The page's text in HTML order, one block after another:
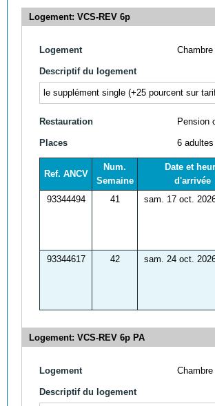
Logement: VCS-REV 6p
Logement Chambre
Descriptif du logement
le supplément single (+25 pourcent sur
Restauration Pension
Places 6 adultes
Ref. ANCV
Num.
Semaine
Date et
d'arrivée
93344494
41 sam. 17 oct.
93344617 42 sam. 24 oct.
Logement: VCS-REV 6p PA
Logement Chambre
Descriptif du logement